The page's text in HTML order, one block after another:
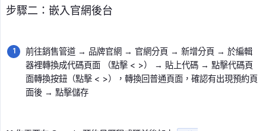
步驟二：嵌入官網後台
前往銷售管道 → 品牌官網 → 官網分頁 → 新增分頁 → 於編輯
器裡轉換成代碼頁面 （點擊 < >） → 貼上代碼 → 點擊代碼頁
面轉換按鈕（點擊 < >），轉換回普通頁面，確認有出現預約頁
面後 → 點擊儲存